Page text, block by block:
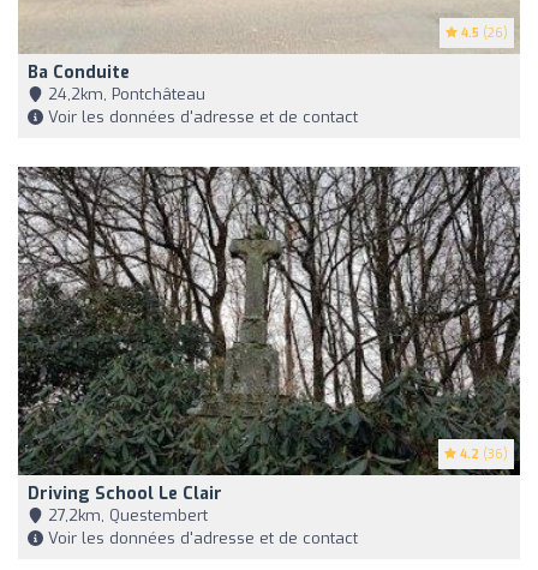
4.5 (26)
Ba Conduite
24,2km, Pontchâteau
Voir les données d'adresse et de contact
4.2 (36)
Driving School Le Clair
27,2km, Questembert
Voir les données d'adresse et de contact